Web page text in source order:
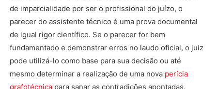
de imparcialidade por ser o profissional do juízo, o
parecer do assistente técnico é uma prova documental
de igual rigor científico. Se o parecer for bem
fundamentado e demonstrar erros no laudo oficial, o juiz
pode utilizá-lo como base para sua decisão ou até
mesmo determinar a realização de uma nova perícia
grafotécnica para sanar as contradições apontadas.